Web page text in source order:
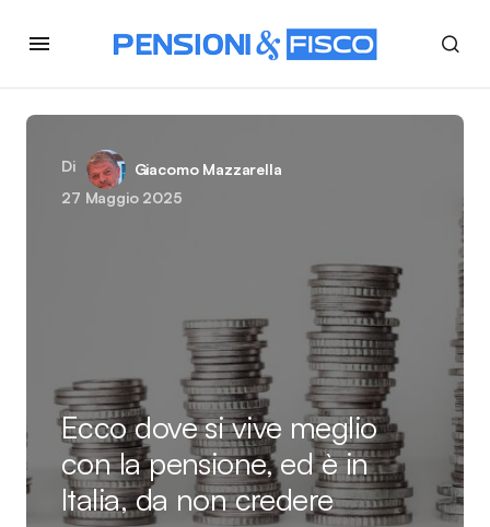
Di
Giacomo Mazzarella
27 Maggio 2025
Ecco dove si vive meglio
con la pensione, ed è in
Italia, da non credere